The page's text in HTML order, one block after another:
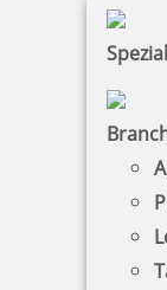
Jetzt gestalten
Holzstempel mit